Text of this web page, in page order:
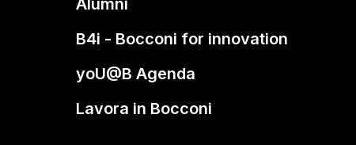
Alumni
B4i - Bocconi for innovation
yoU@B Agenda
Lavora in Bocconi